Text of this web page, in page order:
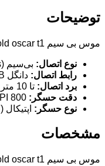
توضیحات
موس بی سیم gold oscar t1
نوع اتصال: بی‌سیم (Wireless)
رابط اتصال: دانگل USB
برد اتصال: تا 10 متر
دقت حسگر:
نوع حسگر: اپتیکال (Optical)
مشخصات
موس بی سیم gold oscar t1